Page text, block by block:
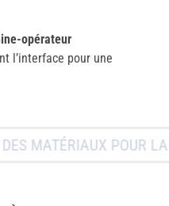
opérateur
l’interface pour une
MATÉRIAUX POUR LA